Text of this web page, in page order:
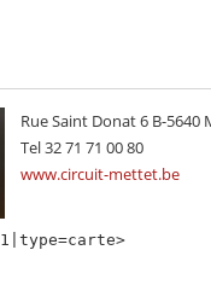
Rue Saint Donat 6 B-5640
Tel 32 71 71 00 80
www.circuit-mettet.be